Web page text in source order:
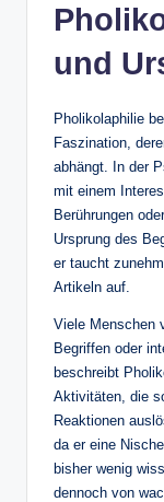
und
Pholikolaphilie
Faszination,
abhängt. In der
mit einem
Berührungen
Ursprung des
er taucht
Artikeln auf.
Viele Menschen
Begriffen oder
beschreibt
Aktivitäten, die
Reaktionen
da er eine
bisher wenig
dennoch von